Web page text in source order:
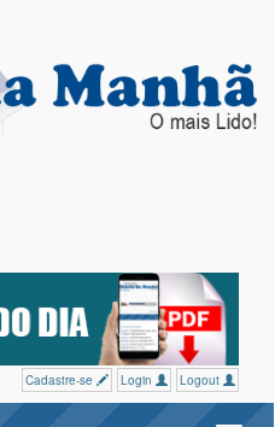
Cadastre-se Login Logout